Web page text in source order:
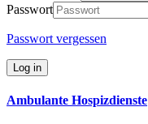
Passwort
Passwort vergessen
Log in
Ambulante Hospizdienste